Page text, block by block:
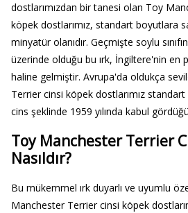
dostlarımızdan bir tanesi olan Toy
köpek dostlarımız, standart boyutlara
minyatür olanıdır. Geçmişte soylu
üzerinde olduğu bu ırk, İngiltere'nin en
haline gelmiştir. Avrupa'da oldukça
Terrier cinsi köpek dostlarımız
cins şeklinde 1959 yılında kabul
Toy Manchester Terrier
Nasıldır?
Bu mükemmel ırk duyarlı ve uyumlu
Manchester Terrier cinsi köpek